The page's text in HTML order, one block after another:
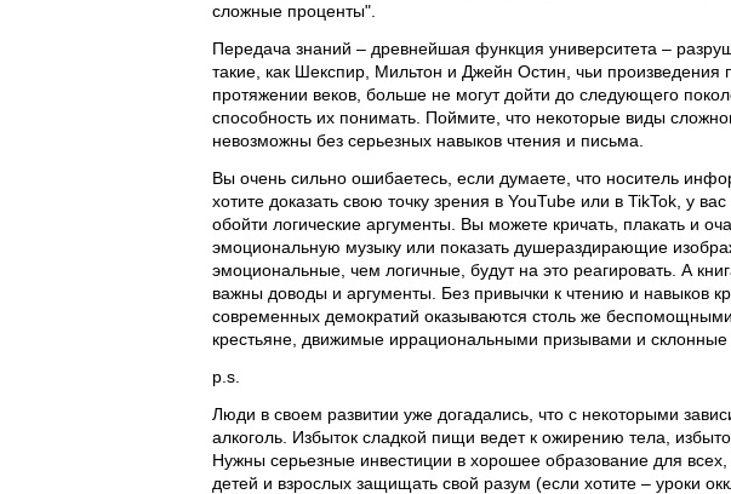
сложные проценты".
Передача знаний – древнейшая функция университета –
такие, как Шекспир, Мильтон и Джейн Остин, чьи произведения
протяжении веков, больше не могут дойти до следующего
способность их понимать. Поймите, что некоторые виды
невозможны без серьезных навыков чтения и письма.
Вы очень сильно ошибаетесь, если думаете, что носитель
хотите доказать свою точку зрения в YouTube или в TikTok, у
обойти логические аргументы. Вы можете кричать, плакать и
эмоциональную музыку или показать душераздирающие
эмоциональные, чем логичные, будут на это реагировать. А
важны доводы и аргументы. Без привычки к чтению и навыков
современных демократий оказываются столь же
крестьяне, движимые иррациональными призывами и
p.s.
Люди в своем развитии уже догадались, что с некоторыми
алкоголь. Избыток сладкой пищи ведет к ожирению тела,
Нужны серьезные инвестиции в хорошее образование для
детей и взрослых защищать свой разум (если хотите – уроки